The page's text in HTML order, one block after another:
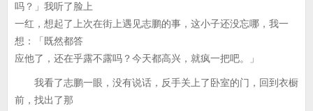
吗？」我听了脸上
一红，想起了上次在街上遇见志鹏的事，这小子还没忘哪，我一
想：「既然都答
应他了，还在乎露不露吗？今天都高兴，就疯一把吧。」
我看了志鹏一眼，没有说话，反手关上了卧室的门，回到衣橱
前，找出了那